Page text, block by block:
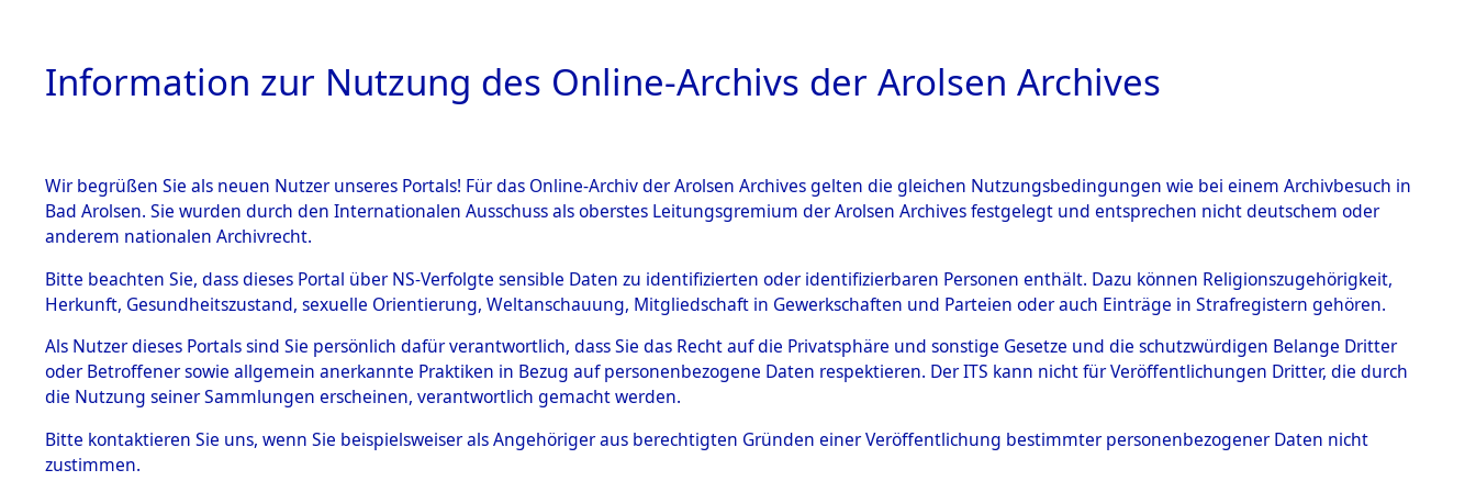
HOME BESTANDSBESCHREIBUNG ARCHIVALE ÜBERSICHT BILD
BESTÄNDE
Inhaftierungsdoku
mente
5. Verschiedenes
Todesmärsche
5.3.1 Alliierte
Ermittlungen zu den Orten Gardelege - Hofham.→0003
(84603949)→0046 (84603995)
0046 (84603995)
Information zur Nutzung des Online-Archivs der Arolsen Archives
Wir begrüßen Sie als neuen Nutzer unseres Portals! Für das Online-Archiv der Arolsen Archives gelten die gleichen Nutzungsbedingungen wie bei einem Archivbesuch in
Bad Arolsen. Sie wurden durch den Internationalen Ausschuss als oberstes Leitungsgremium der Arolsen Archives festgelegt und entsprechen nicht deutschem oder
anderem nationalen Archivrecht.
Bitte beachten Sie, dass dieses Portal über NS-Verfolgte sensible Daten zu identifizierten oder identifizierbaren Personen enthält. Dazu können Religionszugehörigkeit,
Herkunft, Gesundheitszustand, sexuelle Orientierung, Weltanschauung, Mitgliedschaft in Gewerkschaften und Parteien oder auch Einträge in Strafregistern gehören.
Als Nutzer dieses Portals sind Sie persönlich dafür verantwortlich, dass Sie das Recht auf die Privatsphäre und sonstige Gesetze und die schutzwürdigen Belange Dritter
oder Betroffener sowie allgemein anerkannte Praktiken in Bezug auf personenbezogene Daten respektieren. Der ITS kann nicht für Veröffentlichungen Dritter, die durch
die Nutzung seiner Sammlungen erscheinen, verantwortlich gemacht werden.
Bitte kontaktieren Sie uns, wenn Sie beispielsweiser als Angehöriger aus berechtigten Gründen einer Veröffentlichung bestimmter personenbezogener Daten nicht
zustimmen.